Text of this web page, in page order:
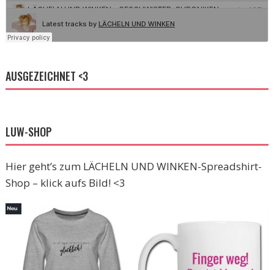
AUSGEZEICHNET <3
LUW-SHOP
Hier geht’s zum LÄCHELN UND WINKEN-Spreadshirt-
Shop – klick aufs Bild! <3